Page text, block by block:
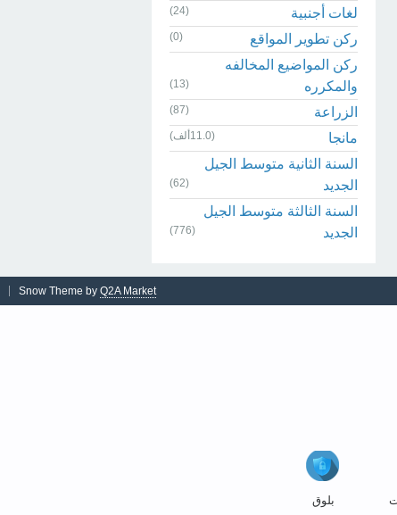
لغات أجنبية (24)
ركن تطوير المواقع (0)
ركن المواضيع المخالفه
والمكرره
(13)
الزراعة (87)
مانجا (11.0ألف)
السنة الثانية متوسط الجيل
الجديد
(62)
السنة الثالثة متوسط الجيل
الجديد
(776)
Snow Theme by Q2A Market